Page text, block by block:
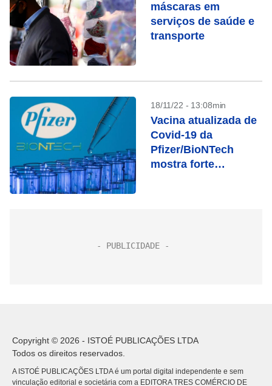
máscaras em
serviços de saúde e
transporte
18/11/22 - 13:08min
Vacina atualizada de
Covid-19 da
Pfizer/BioNTech
mostra forte
Copyright © 2026 - ISTOÉ PUBLICAÇÕES LTDA
Todos os direitos reservados.
A ISTOÉ PUBLICAÇÕES LTDA é um portal digital independente e sem
vinculação editorial e societária com a EDITORA TRES COMÉRCIO DE